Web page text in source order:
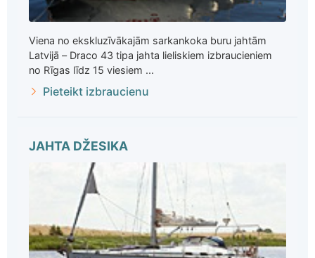
Viena no ekskluzīvākajām sarkankoka buru jahtām
Latvijā – Draco 43 tipa jahta lieliskiem izbraucieniem
no Rīgas līdz 15 viesiem ...
Pieteikt izbraucienu
JAHTA DŽESIKA